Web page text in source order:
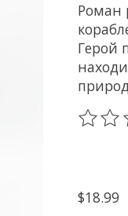
Роман
Герой
The
$18.99